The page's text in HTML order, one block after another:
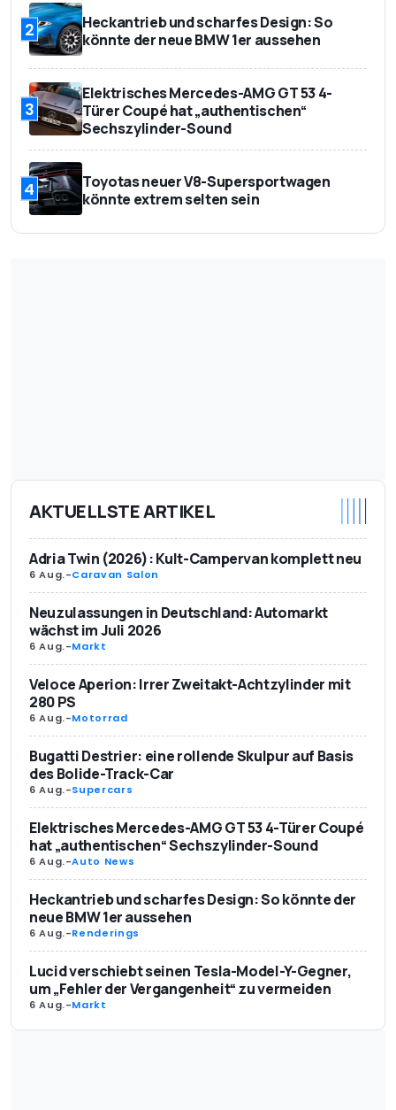
Schadstoffklasse Euro 6
2
Heckantrieb und scharfes Design: So
könnte der neue BMW 1er aussehen
3
Elektrisches Mercedes-AMG GT 53 4-
Türer Coupé hat „authentischen“
Sechszylinder-Sound
4
Toyotas neuer V8-Supersportwagen
könnte extrem selten sein
AKTUELLSTE ARTIKEL
Adria Twin (2026): Kult-Campervan komplett neu
6 Aug.-Caravan Salon
Neuzulassungen in Deutschland: Automarkt
wächst im Juli 2026
6 Aug.-Markt
Veloce Aperion: Irrer Zweitakt-Achtzylinder mit
280 PS
6 Aug.-Motorrad
Bugatti Destrier: eine rollende Skulpur auf Basis
des Bolide-Track-Car
6 Aug.-Supercars
Elektrisches Mercedes-AMG GT 53 4-Türer Coupé
hat „authentischen“ Sechszylinder-Sound
6 Aug.-Auto News
Heckantrieb und scharfes Design: So könnte der
neue BMW 1er aussehen
6 Aug.-Renderings
Lucid verschiebt seinen Tesla-Model-Y-Gegner,
um „Fehler der Vergangenheit“ zu vermeiden
6 Aug.-Markt